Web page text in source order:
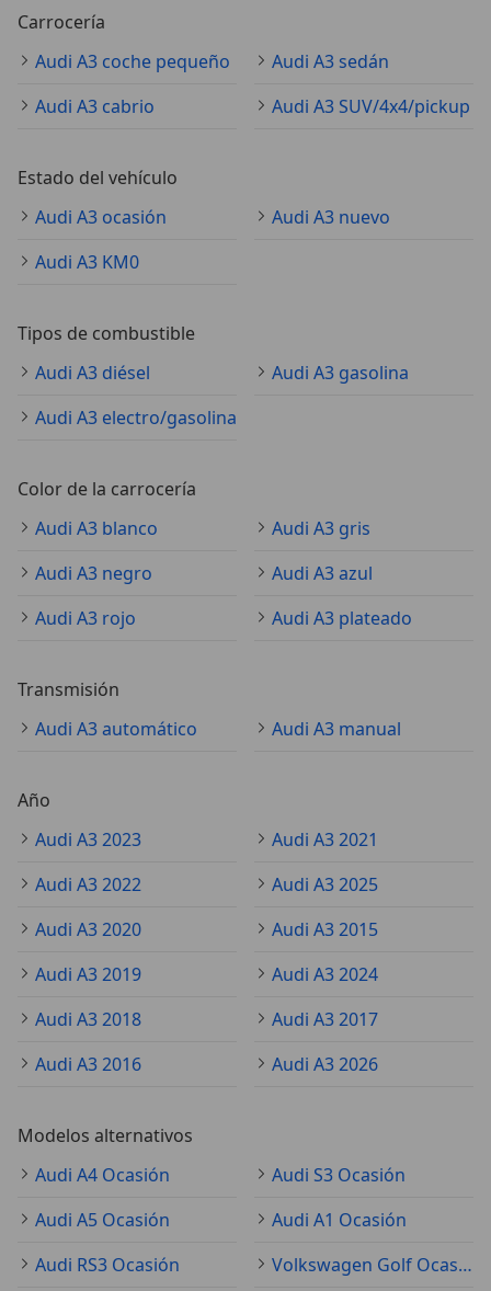
Carrocería
Audi A3 coche pequeño
Audi A3 sedán
Audi A3 cabrio
Audi A3 SUV/4x4/pickup
Estado del vehículo
Audi A3 ocasión
Audi A3 nuevo
Audi A3 KM0
Tipos de combustible
Audi A3 diésel
Audi A3 gasolina
Audi A3 electro/gasolina
Color de la carrocería
Audi A3 blanco
Audi A3 gris
Audi A3 negro
Audi A3 azul
Audi A3 rojo
Audi A3 plateado
Transmisión
Audi A3 automático
Audi A3 manual
Año
Audi A3 2023
Audi A3 2021
Audi A3 2022
Audi A3 2025
Audi A3 2020
Audi A3 2015
Audi A3 2019
Audi A3 2024
Audi A3 2018
Audi A3 2017
Audi A3 2016
Audi A3 2026
Modelos alternativos
Audi A4 Ocasión
Audi S3 Ocasión
Audi A5 Ocasión
Audi A1 Ocasión
Audi RS3 Ocasión
Volkswagen Golf Ocasión